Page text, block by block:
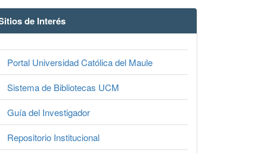
de Interés
Portal Universidad Católica del Maule
Sistema de Bibliotecas UCM
Guía del Investigador
Repositorio Institucional